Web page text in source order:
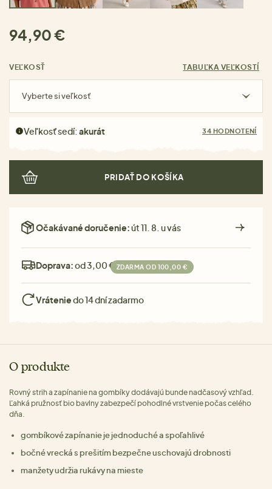
94,90 €
VEĽKOSŤ TABUĽKA VEĽKOSTÍ
Vyberte si veľkosť
Veľkosť sedí:akurát 34 HODNOTENÍ
PRIDAŤ DO KOŠÍKA
Očakávané doručenie:út 11. 8. u vás
Doprava:od 3,00 € ZDARMA OD 100,00 €
Vráteniedo 14 dní zadarmo
O produkte
Rovný strih a zapínanie na gombíky dodávajú bunde nadčasový vzhľad.
Ľahká pružnosť bio bavlny zabezpečí pohodlné vrstvenie počas celého
dňa.
gombíkové zapínanie je jednoduché a spoľahlivé
bočné vrecká s prešitím bezpečne uschovajú drobnosti
manžety udržia rukávy na mieste